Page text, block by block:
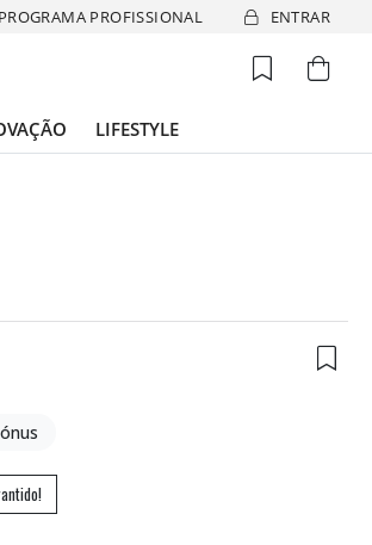
PROGRAMA PROFISSIONAL ENTRAR
LIFESTYLE